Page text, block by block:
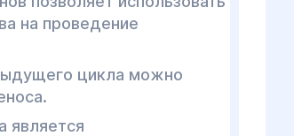
на проведение
цикла можно
является